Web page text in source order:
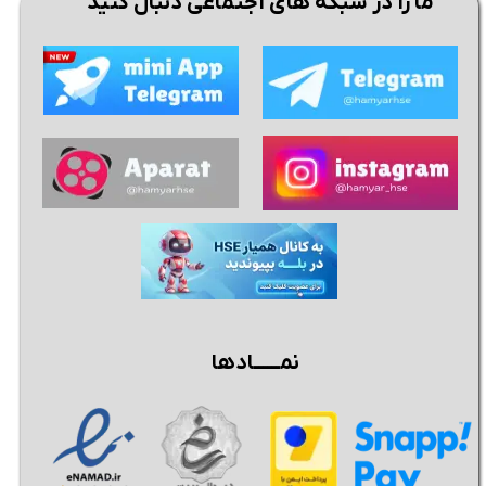
نمــــــادها